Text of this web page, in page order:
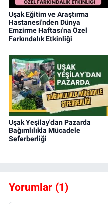
Uşak Eğitim ve Araştırma
Hastanesi'nden Dünya
Emzirme Haftası'na Özel
Farkındalık Etkinliği
Uşak Yeşilay'dan Pazarda
Bağımlılıkla Mücadele
Seferberliği
Yorumlar (1)